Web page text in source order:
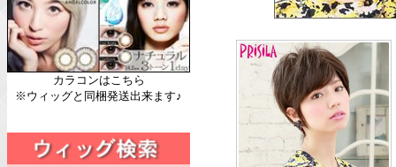
カラコンはこちら
※ウィッグと同梱発送出来ます♪